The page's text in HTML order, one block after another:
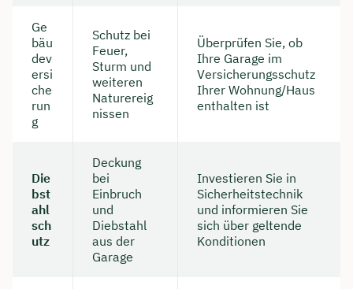
Ge
bäu
dev
ersi
che
run
g
Schutz bei
Feuer,
Sturm und
weiteren
Naturereig
nissen
Überprüfen Sie, ob
Ihre Garage im
Versicherungsschutz
Ihrer Wohnung/Haus
enthalten ist
Die
bst
ahl
sch
utz
Deckung
bei
Einbruch
und
Diebstahl
aus der
Garage
Investieren Sie in
Sicherheitstechnik
und informieren Sie
sich über geltende
Konditionen